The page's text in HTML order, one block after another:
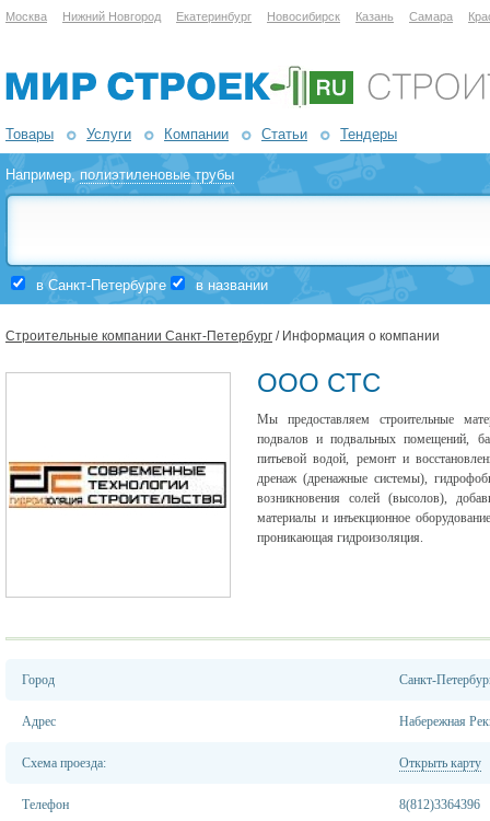
Москва Нижний Новгород Екатеринбург Новосибирск Казань Самара
Товары Услуги Компании Статьи Тендеры
Например,полиэтиленовые трубы
в Санкт-Петербурге в названии
Строительные компании Санкт-Петербург / Информация о компании
ООО CTC
Мы предоставляем строительные
подвалов и подвальных помещений,
питьевой водой, ремонт и
дренаж (дренажные системы),
возникновения солей (высолов),
материалы и инъекционное
проникающая гидроизоляция.
Город Санкт-
Адрес Набережная
Схема проезда: Открыть карту
Телефон 8(812)3364396